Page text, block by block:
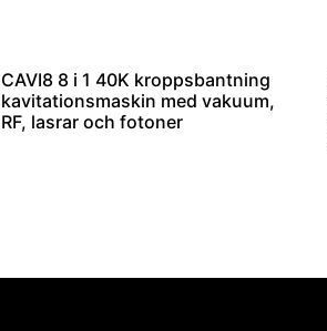
CAVI8 8 i 1 40K kroppsbantning
kavitationsmaskin med vakuum,
RF, lasrar och fotoner